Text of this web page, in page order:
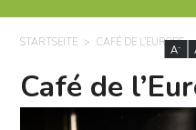
STARTSEITE CAFÉ DE L’EUROPE
A-
Café de